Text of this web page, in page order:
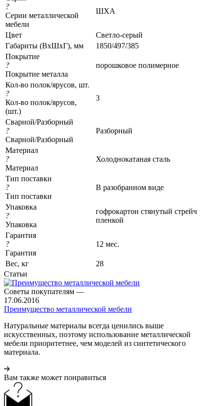
?
Серии металлической
мебели
ШХА
Цвет
Светло-серый
Габариты (ВхШхГ), мм
1850/497/385
Покрытие
?
Покрытие металла
порошковое полимерное
Кол-во полок/ярусов, шт.
?
Кол-во полок/ярусов,
(шт.)
3
Сварной/Разборный
?
Сварной/Разборный
Разборный
Материал
?
Материал
Холоднокатаная сталь
Тип поставки
?
Тип поставки
В разобранном виде
Упаковка
?
Упаковка
гофрокартон стянутый стрейч
пленкой
Гарантия
?
Гарантия
12 мес.
Вес, кг
28
Статьи
Советы покупателям —
17.06.2016
Преимущество металлической мебели
Натуральные материалы всегда ценились выше
искусственных, поэтому использование металлической
мебели приоритетнее, чем моделей из синтетического
материала.
Вам также может понравиться